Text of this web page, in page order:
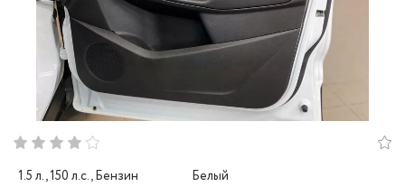
1.5 л., 150 л.с., Бензин
Белый